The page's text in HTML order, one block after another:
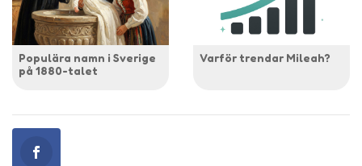
Populära namn i Sverige
på 1880-talet
Varför trendar Mileah?